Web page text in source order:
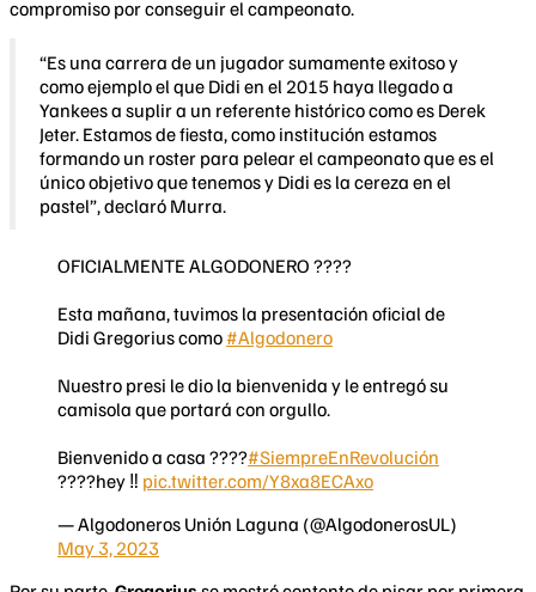
compromiso por conseguir el campeonato.
“Es una carrera de un jugador sumamente exitoso y
como ejemplo el que Didi en el 2015 haya llegado a
Yankees a suplir a un referente histórico como es Derek
Jeter. Estamos de fiesta, como institución estamos
formando un roster para pelear el campeonato que es el
único objetivo que tenemos y Didi es la cereza en el
pastel”, declaró Murra.
OFICIALMENTE ALGODONERO ????
Esta mañana, tuvimos la presentación oficial de
Didi Gregorius como #Algodonero
Nuestro presi le dio la bienvenida y le entregó su
camisola que portará con orgullo.
Bienvenido a casa ????#SiempreEnRevolución
????hey ‼️ pic.twitter.com/Y8xa8ECAxo
— Algodoneros Unión Laguna (@AlgodonerosUL)
May 3, 2023